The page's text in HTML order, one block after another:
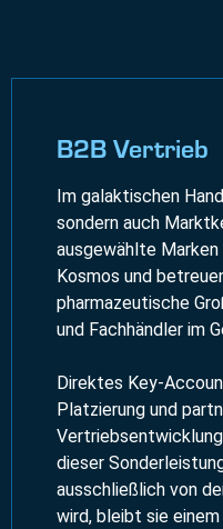
B2B Vertrieb
Im galaktischen
sondern auch
ausgewählte
Kosmos und
pharmazeutische
und Fachhändler im
Direktes Key-
Platzierung und
dieser
ausschließlich von
wird, bleibt sie